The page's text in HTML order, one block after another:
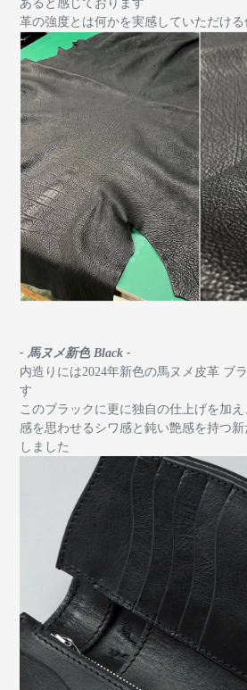
あると感じております
革の強度とは何かを実感していただけ
- 馬ヌメ新色 Black -
内造りには2024年新色の馬ヌメ皮革 ブ
す
このブラックに更に独自の仕上げを加
感を思わせるシワ感と鈍い艶感を持つ
しました